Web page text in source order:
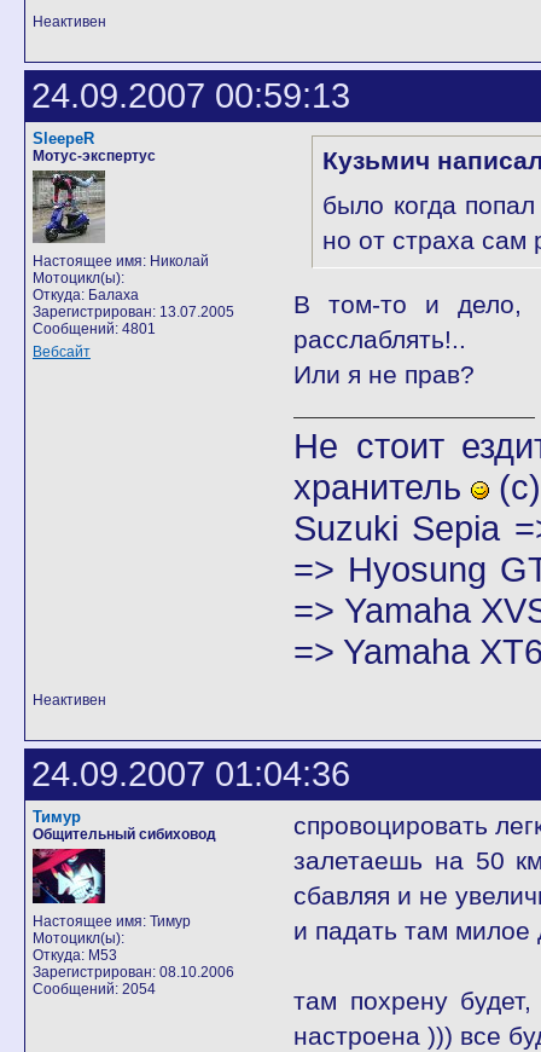
Неактивен
24.09.2007 00:59:13
SleepeR
Мотус-экспертус
Настоящее имя: Николай
Мотоцикл(ы):
Откуда: Балаха
Зарегистрирован: 13.07.2005
Сообщений: 4801
Вебсайт
Кузьмич
было когда
но от страха сам
В том-то и дело,
расслаблять!..
Или я не прав?
Не стоит
хранитель
(с)
Suzuki Sepia
=> Hyosung
=> Yamaha
=> Yamaha
Неактивен
24.09.2007 01:04:36
Тимур
Общительный сибиховод
Настоящее имя: Тимур
Мотоцикл(ы):
Откуда: М53
Зарегистрирован: 08.10.2006
Сообщений: 2054
спровоцировать
залетаешь на 50
сбавляя и не
и падать там милое
там похрену
настроена ))) все